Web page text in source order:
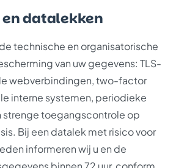
datalekken
technische en organisatorische
van uw gegevens: TLS-
webverbindingen, two-factor
interne systemen, periodieke
strenge toegangscontrole op
Bij een datalek met risico voor
informeren wij u en de